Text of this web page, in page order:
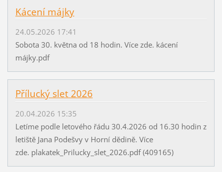
Kácení májky
24.05.2026 17:41
Sobota 30. května od 18 hodin. Více zde. kácení
májky.pdf
Přílucký slet 2026
20.04.2026 15:35
Letíme podle letového řádu 30.4.2026 od 16.30 hodin z
letiště Jana Podešvy v Horní dědině. Více
zde. plakatek_Prilucky_slet_2026.pdf (409165)